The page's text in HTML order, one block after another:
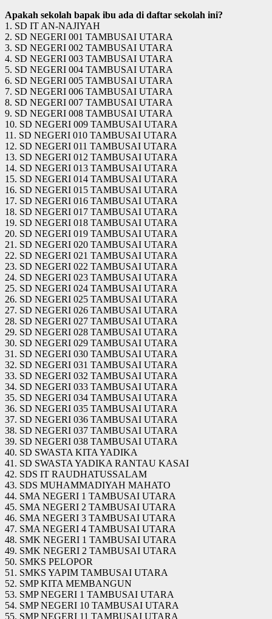
Apakah sekolah bapak ibu ada di daftar sekolah ini?
1. SD IT AN-NAJIYAH
2. SD NEGERI 001 TAMBUSAI UTARA
3. SD NEGERI 002 TAMBUSAI UTARA
4. SD NEGERI 003 TAMBUSAI UTARA
5. SD NEGERI 004 TAMBUSAI UTARA
6. SD NEGERI 005 TAMBUSAI UTARA
7. SD NEGERI 006 TAMBUSAI UTARA
8. SD NEGERI 007 TAMBUSAI UTARA
9. SD NEGERI 008 TAMBUSAI UTARA
10. SD NEGERI 009 TAMBUSAI UTARA
11. SD NEGERI 010 TAMBUSAI UTARA
12. SD NEGERI 011 TAMBUSAI UTARA
13. SD NEGERI 012 TAMBUSAI UTARA
14. SD NEGERI 013 TAMBUSAI UTARA
15. SD NEGERI 014 TAMBUSAI UTARA
16. SD NEGERI 015 TAMBUSAI UTARA
17. SD NEGERI 016 TAMBUSAI UTARA
18. SD NEGERI 017 TAMBUSAI UTARA
19. SD NEGERI 018 TAMBUSAI UTARA
20. SD NEGERI 019 TAMBUSAI UTARA
21. SD NEGERI 020 TAMBUSAI UTARA
22. SD NEGERI 021 TAMBUSAI UTARA
23. SD NEGERI 022 TAMBUSAI UTARA
24. SD NEGERI 023 TAMBUSAI UTARA
25. SD NEGERI 024 TAMBUSAI UTARA
26. SD NEGERI 025 TAMBUSAI UTARA
27. SD NEGERI 026 TAMBUSAI UTARA
28. SD NEGERI 027 TAMBUSAI UTARA
29. SD NEGERI 028 TAMBUSAI UTARA
30. SD NEGERI 029 TAMBUSAI UTARA
31. SD NEGERI 030 TAMBUSAI UTARA
32. SD NEGERI 031 TAMBUSAI UTARA
33. SD NEGERI 032 TAMBUSAI UTARA
34. SD NEGERI 033 TAMBUSAI UTARA
35. SD NEGERI 034 TAMBUSAI UTARA
36. SD NEGERI 035 TAMBUSAI UTARA
37. SD NEGERI 036 TAMBUSAI UTARA
38. SD NEGERI 037 TAMBUSAI UTARA
39. SD NEGERI 038 TAMBUSAI UTARA
40. SD SWASTA KITA YADIKA
41. SD SWASTA YADIKA RANTAU KASAI
42. SDS IT RAUDHATUSSALAM
43. SDS MUHAMMADIYAH MAHATO
44. SMA NEGERI 1 TAMBUSAI UTARA
45. SMA NEGERI 2 TAMBUSAI UTARA
46. SMA NEGERI 3 TAMBUSAI UTARA
47. SMA NEGERI 4 TAMBUSAI UTARA
48. SMK NEGERI 1 TAMBUSAI UTARA
49. SMK NEGERI 2 TAMBUSAI UTARA
50. SMKS PELOPOR
51. SMKS YAPIM TAMBUSAI UTARA
52. SMP KITA MEMBANGUN
53. SMP NEGERI 1 TAMBUSAI UTARA
54. SMP NEGERI 10 TAMBUSAI UTARA
55. SMP NEGERI 11 TAMBUSAI UTARA